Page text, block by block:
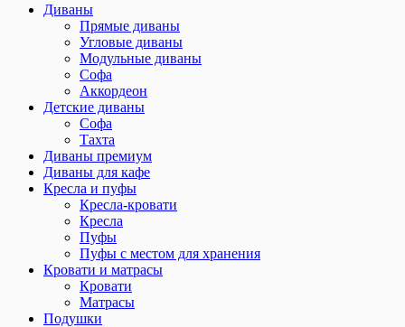
Диваны
Прямые диваны
Угловые диваны
Модульные диваны
Софа
Аккордеон
Детские диваны
Софа
Тахта
Диваны премиум
Диваны для кафе
Кресла и пуфы
Кресла-кровати
Кресла
Пуфы
Пуфы с местом для хранения
Кровати и матрасы
Кровати
Матрасы
Подушки